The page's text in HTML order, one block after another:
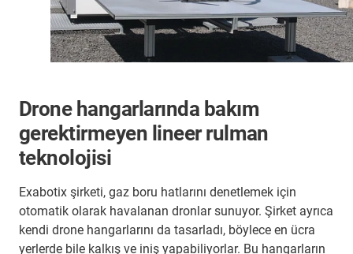
Drone hangarlarında bakım
gerektirmeyen lineer rulman
teknolojisi
Exabotix şirketi, gaz boru hatlarını denetlemek için
otomatik olarak havalanan dronlar sunuyor. Şirket ayrıca
kendi drone hangarlarını da tasarladı, böylece en ücra
yerlerde bile kalkış ve iniş yapabiliyorlar. Bu hangarların